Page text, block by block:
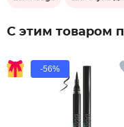
С этим товаром
-56%